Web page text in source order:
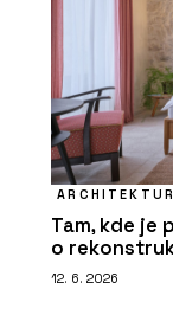
Tam, kde je
o
12. 6. 2026